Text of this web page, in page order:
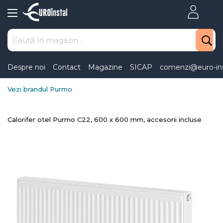
to
Content
Despre noi Contact Magazine SICAP comenzi@euro-
Vezi brandul Purmo
Calorifer otel Purmo C22, 600 x 600 mm, accesorii incluse
end